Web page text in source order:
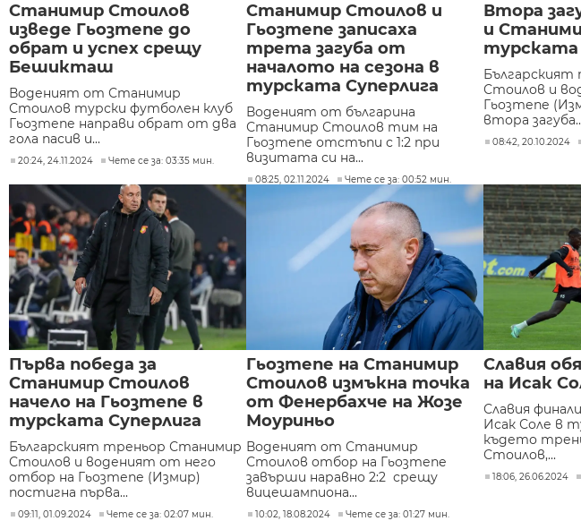
Станимир Стоилов
изведе Гьозтепе до
обрат и успех срещу
Бешикташ
Воденият от Станимир
Стоилов турски футболен клуб
Гьозтепе направи обрат от два
гола пасив и...
20:24, 24.11.2024 Чете се за: 03:35 мин.
Станимир Стоилов и
Гьозтепе записаха
трета загуба от
началото на сезона в
турската Суперлига
Воденият от българина
Станимир Стоилов тим на
Гьозтепе отстъпи с 1:2 при
визитата си на...
08:25, 02.11.2024 Чете се за: 00:52 мин.
Втора
и
турската
Стоилов и
Гьозтепе
втора
08:42, 20.10.2024
Първа победа за
Станимир Стоилов
начело на Гьозтепе в
турската Суперлига
Българският треньор Станимир
Стоилов и воденият от него
отбор на Гьозтепе (Измир)
постигна първа...
09:11, 01.09.2024 Чете се за: 02:07 мин.
Гьозтепе на Станимир
Стоилов измъкна точка
от Фенербахче на Жозе
Моуриньо
Воденият от Станимир
Стоилов отбор на Гьозтепе
завърши наравно 2:2 срещу
вицешампиона...
10:02, 18.08.2024 Чете се за: 01:27 мин.
Славия
на Исак
Славия
Исак Соле в
където
Стоилов,...
18:06, 26.06.2024